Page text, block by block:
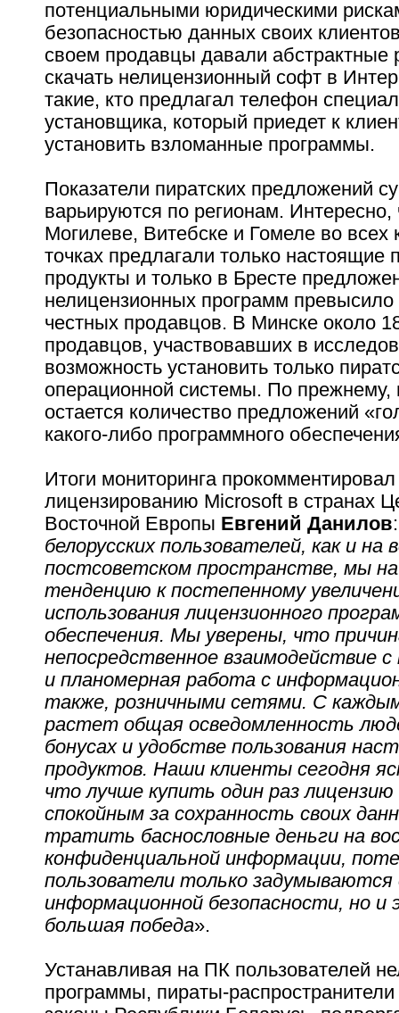
потенциальными юридическими
безопасностью данных своих
своем продавцы давали абстрактные
скачать нелицензионный софт в
такие, кто предлагал телефон
установщика, который приедет к
установить взломанные программы.
Показатели пиратских предложений
варьируются по регионам. Интересно,
Могилеве, Витебске и Гомеле во всех
точках предлагали только настоящие
продукты и только в Бресте
нелицензионных программ превысило
честных продавцов. В Минске около
продавцов, участвовавших в
возможность установить только
операционной системы. По прежнему,
остается количество предложений
какого-либо программного
Итоги мониторинга
лицензированию Microsoft в странах
Восточной Европы Евгений Данилов
белорусских пользователей, как и на
постсоветском пространстве, мы
тенденцию к постепенному
использования лицензионного
обеспечения. Мы уверены, что
непосредственное взаимодействие
и планомерная работа с
также, розничными сетями. С
растет общая осведомленность
бонусах и удобстве пользования
продуктов. Наши клиенты сегодня
что лучше купить один раз
спокойным за сохранность своих
тратить баснословные деньги на
конфиденциальной информации,
пользователи только задумываются
информационной безопасности, но и
большая победа».
Устанавливая на ПК пользователей
программы, пираты-